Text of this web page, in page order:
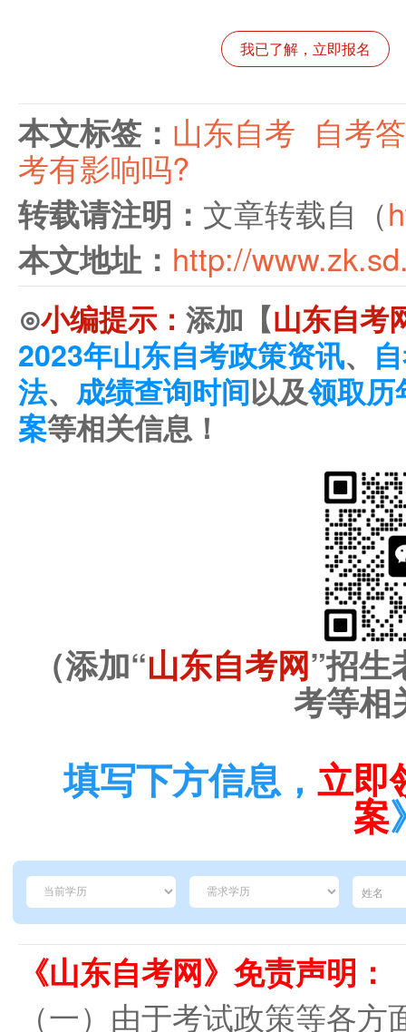
我已了解，立即报名
本文标签： 山东自考 自考
考有影响吗?
转载请注明： 文章转载自（
本文地址： http://
⊙小编提示： 添加【山东自考
2023年山东自考政策资讯、
法、 成绩查询时间以及领取历
案等相关信息！
（添加“山东自考网”招生
考等相
填写下方信息， 立即
案
《山东自考网》免责声明：
（一）由于考试政策等各